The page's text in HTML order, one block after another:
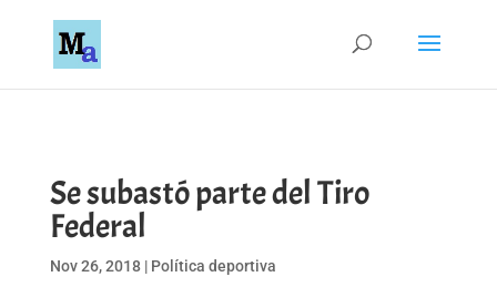
Se subastó parte del Tiro
Federal
Nov 26, 2018| Política deportiva